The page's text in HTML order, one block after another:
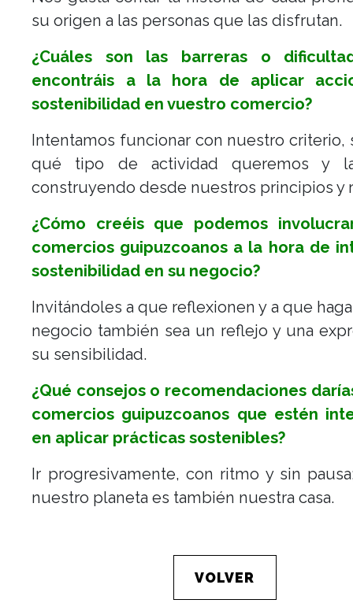
su origen a las personas que las disfrutan.
¿Cuáles son las barreras o
encontráis a la hora de aplicar
sostenibilidad en vuestro comercio?
Intentamos funcionar con nuestro criterio,
qué tipo de actividad queremos y
construyendo desde nuestros principios y
¿Cómo creéis que podemos
comercios guipuzcoanos a la hora de
sostenibilidad en su negocio?
Invitándoles a que reflexionen y a que
negocio también sea un reflejo y una
su sensibilidad.
¿Qué consejos o recomendaciones
comercios guipuzcoanos que estén
en aplicar prácticas sostenibles?
Ir progresivamente, con ritmo y sin
nuestro planeta es también nuestra casa.
VOLVER